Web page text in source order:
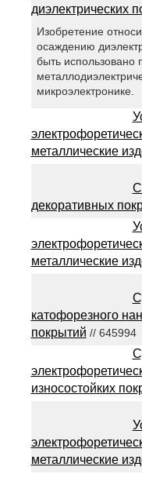
диэлектрических
Изобретение
осаждению
быть использовано
микроэлектронике.
металлические
декоративных
металлические
катофорезного
покрытий // 645994
износостойких
металлические